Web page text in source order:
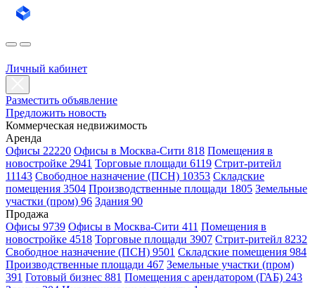
Личный кабинет
Разместить объявление
Предложить новость
Коммерческая недвижимость
Аренда
Офисы 22220 Офисы в Москва-Сити 818 Помещения в
новостройке 2941 Торговые площади 6119 Стрит-ритейл
11143 Свободное назначение (ПСН) 10353 Складские
помещения 3504 Производственные площади 1805 Земельные
участки (пром) 96 Здания 90
Продажа
Офисы 9739 Офисы в Москва-Сити 411 Помещения в
новостройке 4518 Торговые площади 3907 Стрит-ритейл 8232
Свободное назначение (ПСН) 9501 Складские помещения 984
Производственные площади 467 Земельные участки (пром)
391 Готовый бизнес 881 Помещения с арендатором (ГАБ) 243